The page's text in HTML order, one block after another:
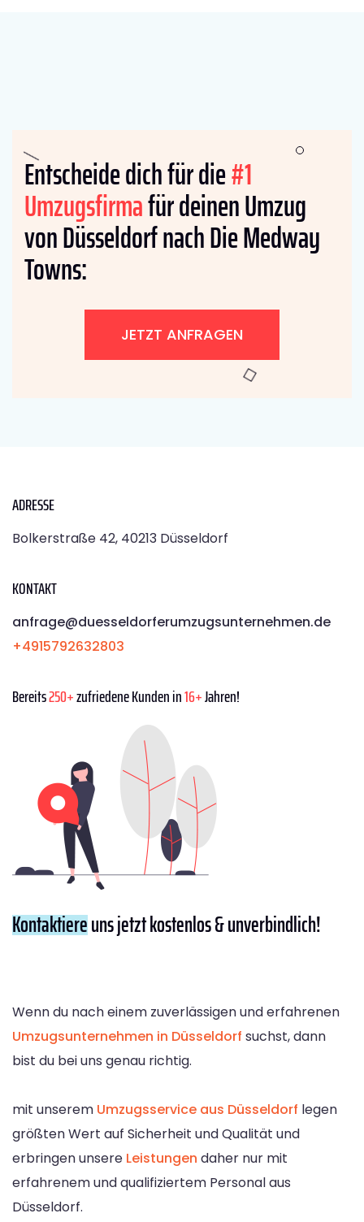
Entscheide dich für die#1
Umzugsfirmafür deinen Umzug
von Düsseldorf nach Die Medway
Towns:
JETZT ANFRAGEN
ADRESSE
Bolkerstraße 42, 40213 Düsseldorf
KONTAKT
anfrage@duesseldorferumzugsunternehmen.de
+4915792632803
Bereits250+zufriedene Kunden in16+Jahren!
Kontaktiereuns jetzt kostenlos & unverbindlich!
Wenn du nach einem zuverlässigen und erfahrenen
Umzugsunternehmen in Düsseldorf suchst, dann
bist du bei uns genau richtig.
mit unserem Umzugsservice aus Düsseldorf legen
größten Wert auf Sicherheit und Qualität und
erbringen unsere Leistungen daher nur mit
erfahrenem und qualifiziertem Personal aus
Düsseldorf.